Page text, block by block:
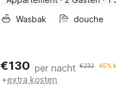
Wasbak
douche
€130 per nacht €232 45%
+extra kosten